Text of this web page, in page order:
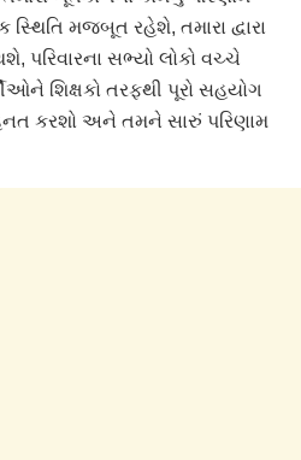
સ્થિતિ મજબૂત રહેશે, તમારા દ્વારા
પરિવારના સભ્યો લોકો વચ્ચે
શિક્ષકો તરફથી પૂરો સહયોગ
કરશો અને તમને સારું પરિણામ